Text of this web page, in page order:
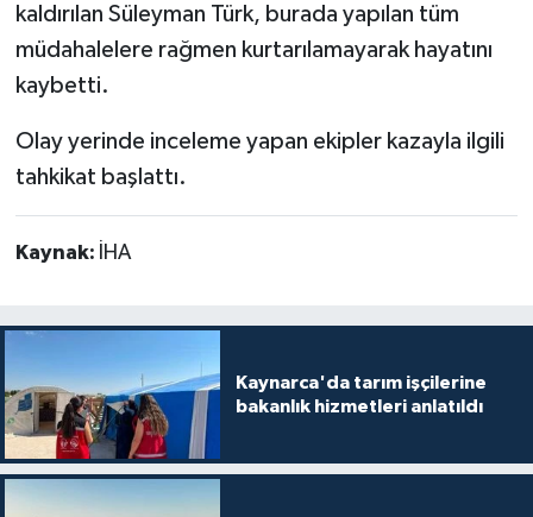
kaldırılan Süleyman Türk, burada yapılan tüm
müdahalelere rağmen kurtarılamayarak hayatını
kaybetti.
Olay yerinde inceleme yapan ekipler kazayla ilgili
tahkikat başlattı.
Kaynak: İHA
Kaynarca'da tarım işçilerine
bakanlık hizmetleri anlatıldı